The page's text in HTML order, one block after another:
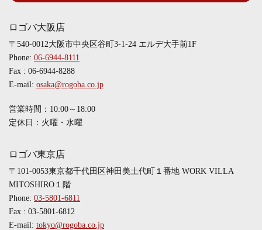
ロゴバ大阪店
〒540-0012大阪市中央区谷町3-1-24 エルデ大手前1F
Phone:06-6944-8111
Fax : 06-6944-8288
E-mail:osaka@rogoba.co.jp
営業時間：10:00～18:00
定休日：火曜・水曜
ロゴバ東京店
〒101-0053東京都千代田区神田美土代町１番地 WORK VILLA
MITOSHIRO１階
Phone:03-5801-6811
Fax : 03-5801-6812
E-mail:tokyo@rogoba.co.jp